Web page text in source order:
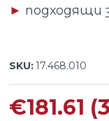
► подходящи
SKU:17.468.010
€181.61